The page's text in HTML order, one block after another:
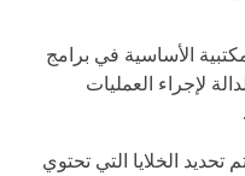
الأساسية في برامج
لإجراء العمليات
تحديد الخلايا التي تحتوي